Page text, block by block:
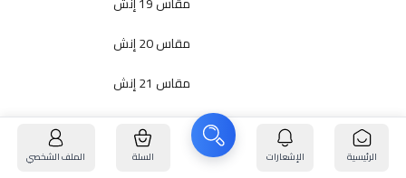
مقاس 20 إنش
مقاس 21 إنش
مقاس 22 إنش
الرئيسية الإشعارات السلة الملف الشخصي